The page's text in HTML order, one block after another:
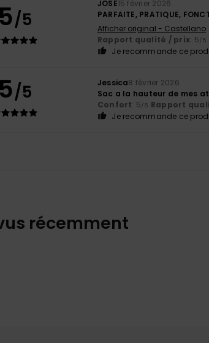
5/5
JOSE15 février 2026
PARFAITE, PRATIQUE,
Afficher original - Castellano
Rapport qualité / prix: 5 /5
Je recommande ce
5/5 Jessica8 février 2026
Sac a la hauteur de mes
Confort: 5 /5 Rapport
Je recommande ce
récemment